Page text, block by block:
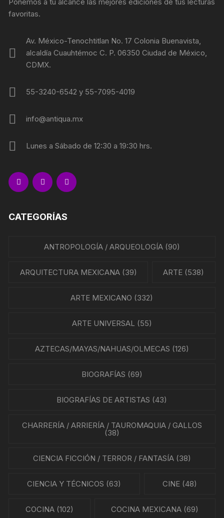
favoritas.
Av. México-Tenochtitlan No. 17 Colonia Buenavista,
alcaldía Cuauhtémoc C. P. 06350 Ciudad de México,
CDMX.
55-3240-6542 y 55-7095-4019
info@antiqua.mx
Lunes a Sábado de 12:30 a 19:30 hrs.
CATEGORÍAS
ANTROPOLOGÍA / ARQUEOLOGÍA(90)
ARQUITECTURA MEXICANA(39) ARTE (538)
ARTE MEXICANO (332)
ARTE UNIVERSAL (55)
AZTECAS/MAYAS/NAHUAS/OLMECAS (126)
BIOGRAFÍAS (69)
BIOGRAFÍAS DE ARTISTAS (43)
CHARRERÍA / ARRIERÍA / TAUROMAQUIA / GALLOS
(38)
CIENCIA FICCIÓN / TERROR / FANTASÍA(38)
CIENCIA Y TÉCNICOS (63) CINE(48)
COCINA(102) COCINA MEXICANA (69)